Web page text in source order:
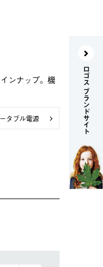
ンナップ。機
タブル電源 ロゴス ブランドサイト